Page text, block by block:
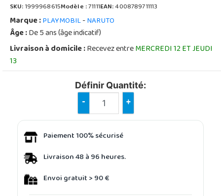
SKU:1999968615Modèle :71111EAN:4008789711113
Marque :PLAYMOBIL-NARUTO
Âge :De 5 ans (âge indicatif)
Livraison à domicile :Recevez entreMERCREDI 12 ET JEUDI
13
Définir Quantité:
- +
Paiement 100% sécurisé
Livraison 48 à 96 heures.
Envoi gratuit > 90 €